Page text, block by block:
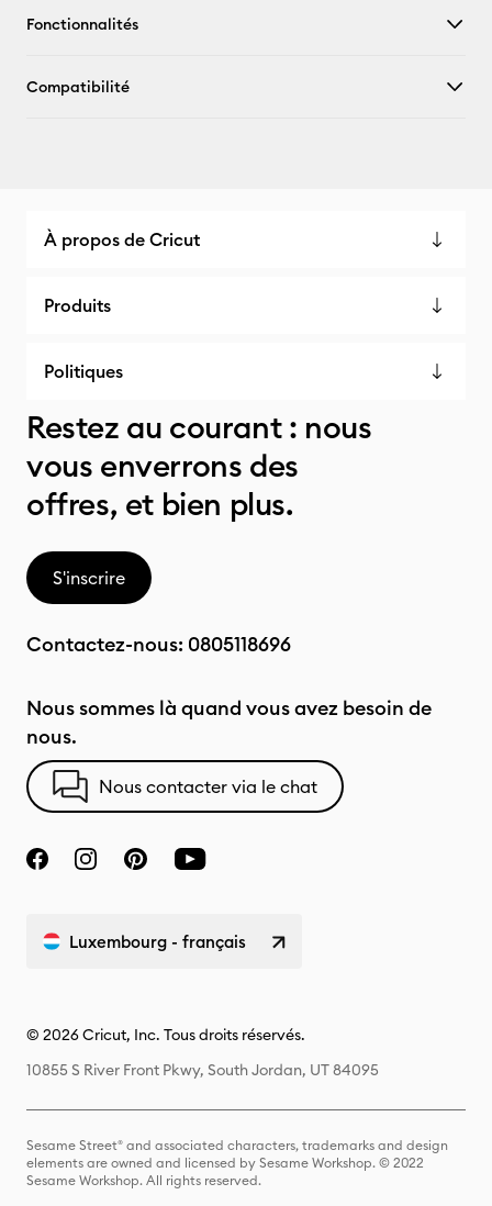
Fonctionnalités
Compatibilité
À propos de Cricut
Produits
Politiques
Restez au courant : nous
vous enverrons des
offres, et bien plus.
S'inscrire
Contactez-nous: 0805118696
Nous sommes là quand vous avez besoin de
nous.
Nous contacter via le chat
Luxembourg - français
© 2026 Cricut, Inc. Tous droits réservés.
10855 S River Front Pkwy, South Jordan, UT 84095
Sesame Street® and associated characters, trademarks and design
elements are owned and licensed by Sesame Workshop. © 2022
Sesame Workshop. All rights reserved.